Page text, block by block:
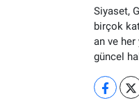
Siyaset,
birçok
an ve her
güncel